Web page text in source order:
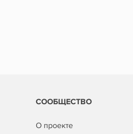
СООБЩЕСТВО
О проекте